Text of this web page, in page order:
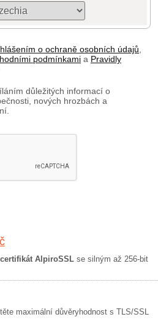
o ochraně osobních údajů
podmínkami a Pravidly
důležitých informací o
nových hrozbách a
AlpiroSSL se silným až 256-bit
maximální důvěryhodnost s TLS/SSL